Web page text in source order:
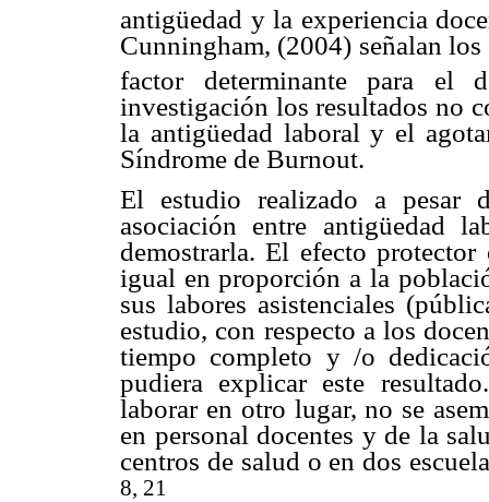
antigüedad y la experiencia
Cunningham, (2004) señalan
factor determinante para el
investigación los resultados no
la antigüedad laboral y el
Síndrome de Burnout.
El estudio realizado a pesar
asociación entre antigüedad
demostrarla. El efecto
igual en proporción a la
sus labores asistenciales
estudio, con respecto a los
tiempo completo y /o
pudiera explicar este
laborar en otro lugar, no se
en personal docentes y de la
centros de salud o en dos
8, 21